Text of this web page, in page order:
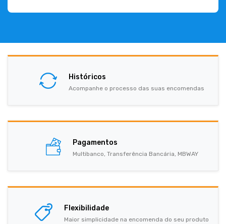
Históricos
Acompanhe o processo das suas encomendas
Pagamentos
Multibanco, Transferência Bancária, MBWAY
Flexibilidade
Maior simplicidade na encomenda do seu produto